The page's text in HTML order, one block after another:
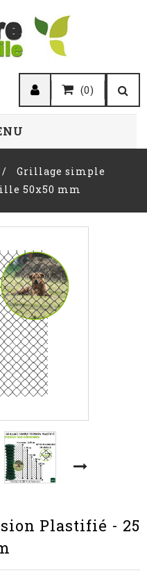
(0)
Grillage simple
50x50 mm
Plastifié - 25